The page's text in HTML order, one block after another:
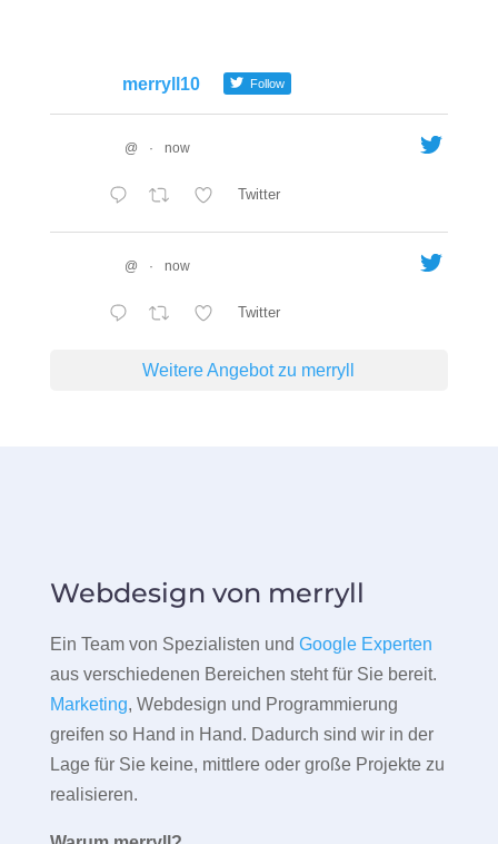
merryll10 Follow
@ · now
Twitter
@ · now
Twitter
Weitere Angebot zu merryll
Webdesign von merryll
Ein Team von Spezialisten und Google Experten
aus verschiedenen Bereichen steht für Sie bereit.
Marketing, Webdesign und Programmierung
greifen so Hand in Hand. Dadurch sind wir in der
Lage für Sie keine, mittlere oder große Projekte zu
realisieren.